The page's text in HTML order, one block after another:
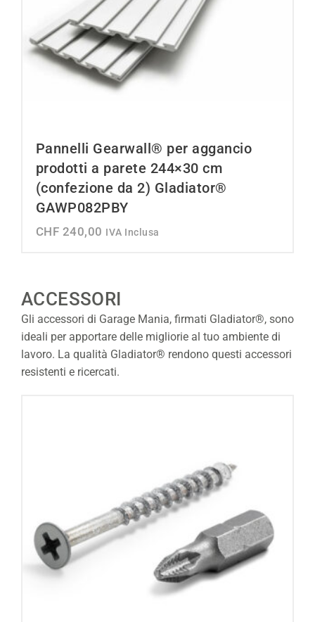
Pannelli Gearwall® per aggancio
prodotti a parete 244×30 cm
(confezione da 2) Gladiator®
GAWP082PBY
CHF 240,00 IVA Inclusa
ACCESSORI
Gli accessori di Garage Mania, firmati Gladiator®, sono
ideali per apportare delle migliorie al tuo ambiente di
lavoro. La qualità Gladiator® rendono questi accessori
resistenti e ricercati.